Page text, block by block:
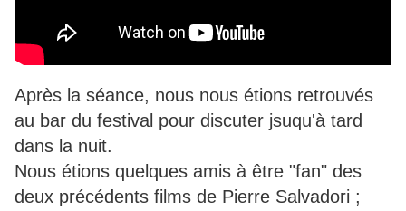
Après la séance, nous nous étions retrouvés
au bar du festival pour discuter jsuqu'à tard
dans la nuit.
Nous étions quelques amis à être "fan" des
deux précédents films de Pierre Salvadori ;